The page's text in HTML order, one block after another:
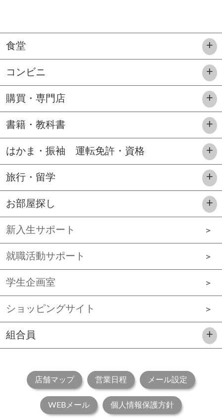
食堂
コンビニ
購買・専門店
書籍・教科書
はかま・振袖 運転免許・資格
旅行・留学
お部屋探し
新入生サポート
就職活動サポート
学生企画室
ショッピングサイト
組合員
店舗マップ 営業日程 メール設定
WEBメール 個人情報保護方針